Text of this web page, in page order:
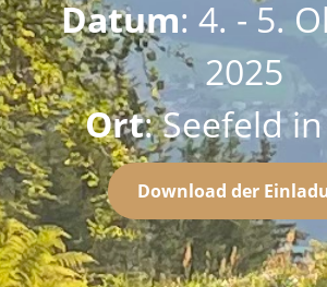
Datum: 4. - 5.
2025
Ort: Seefeld
Download der